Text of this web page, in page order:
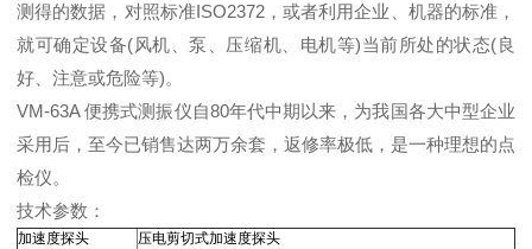
测得的数据，对照标准ISO2372，或者利用企业、机器的标准，
就可确定设备(风机、泵、压缩机、电机等)当前所处的状态(良
好、注意或危险等)。
VM-63A 便携式测振仪自80年代中期以来，为我国各大中型企业
采用后，至今已销售达两万余套，返修率极低，是一种理想的点
检仪。
技术参数：
加速度探头
压电剪切式加速度探头